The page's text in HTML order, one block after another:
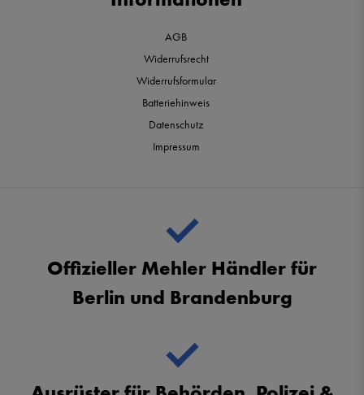
AGB
Widerrufsrecht
Widerrufsformular
Batteriehinweis
Datenschutz
Impressum
Offizieller Mehler Händler für
Berlin und Brandenburg